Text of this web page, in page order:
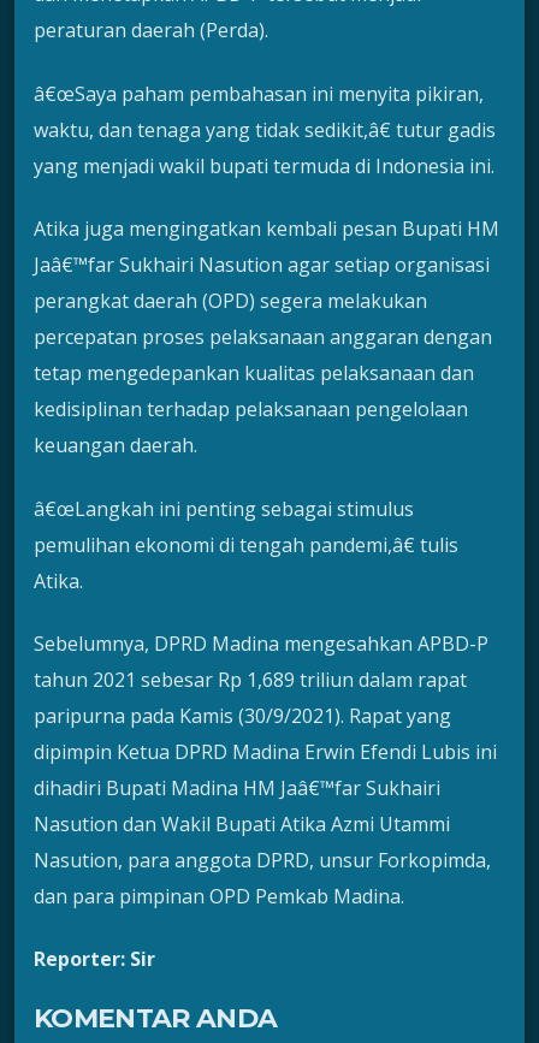
peraturan daerah (Perda).
â€œSaya paham pembahasan ini menyita pikiran,
waktu, dan tenaga yang tidak sedikit,â€ tutur gadis
yang menjadi wakil bupati termuda di Indonesia ini.
Atika juga mengingatkan kembali pesan Bupati HM
Jaâ€™far Sukhairi Nasution agar setiap organisasi
perangkat daerah (OPD) segera melakukan
percepatan proses pelaksanaan anggaran dengan
tetap mengedepankan kualitas pelaksanaan dan
kedisiplinan terhadap pelaksanaan pengelolaan
keuangan daerah.
â€œLangkah ini penting sebagai stimulus
pemulihan ekonomi di tengah pandemi,â€ tulis
Atika.
Sebelumnya, DPRD Madina mengesahkan APBD-P
tahun 2021 sebesar Rp 1,689 triliun dalam rapat
paripurna pada Kamis (30/9/2021). Rapat yang
dipimpin Ketua DPRD Madina Erwin Efendi Lubis ini
dihadiri Bupati Madina HM Jaâ€™far Sukhairi
Nasution dan Wakil Bupati Atika Azmi Utammi
Nasution, para anggota DPRD, unsur Forkopimda,
dan para pimpinan OPD Pemkab Madina.
Reporter: Sir
KOMENTAR ANDA